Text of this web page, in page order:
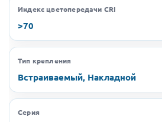
Индекс цветопередачи CRI
>70
Тип крепления
Встраиваемый, Накладной
Серия